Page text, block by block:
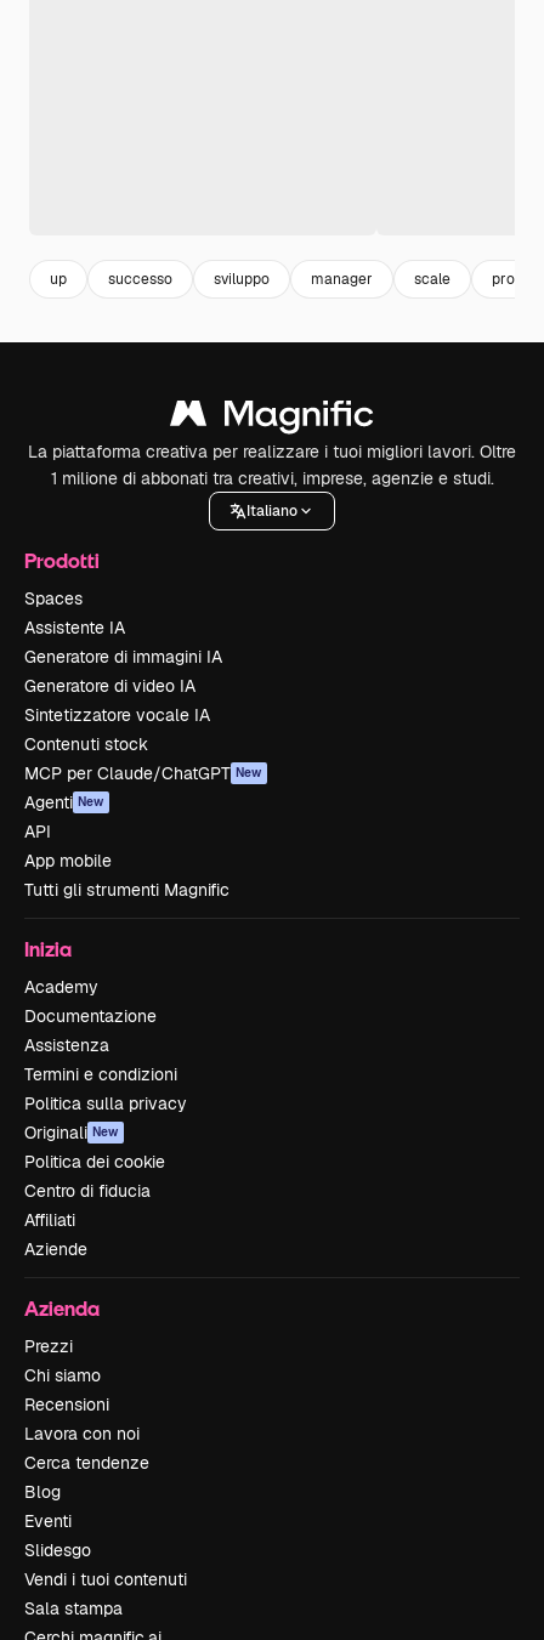
up successo sviluppo manager scale
La piattaforma creativa per realizzare i tuoi migliori lavori. Oltre
1 milione di abbonati tra creativi, imprese, agenzie e studi.
Italiano
Prodotti
Spaces
Assistente IA
Generatore di immagini IA
Generatore di video IA
Sintetizzatore vocale IA
Contenuti stock
MCP per Claude/ChatGPT New
Agenti New
API
App mobile
Tutti gli strumenti Magnific
Inizia
Academy
Documentazione
Assistenza
Termini e condizioni
Politica sulla privacy
Originali New
Politica dei cookie
Centro di fiducia
Affiliati
Aziende
Azienda
Prezzi
Chi siamo
Recensioni
Lavora con noi
Cerca tendenze
Blog
Eventi
Slidesgo
Vendi i tuoi contenuti
Sala stampa